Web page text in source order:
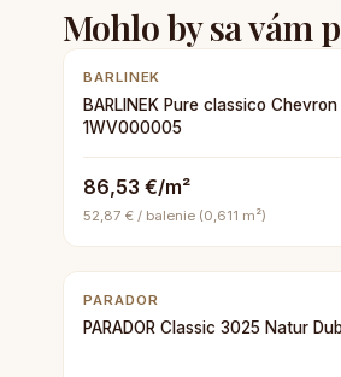
Mohlo by sa vám
BARLINEK
BARLINEK Pure classico
1WV000005
86,53 €/m²
52,87 € / balenie (0,611 m²)
PARADOR
PARADOR Classic 3025 Natur